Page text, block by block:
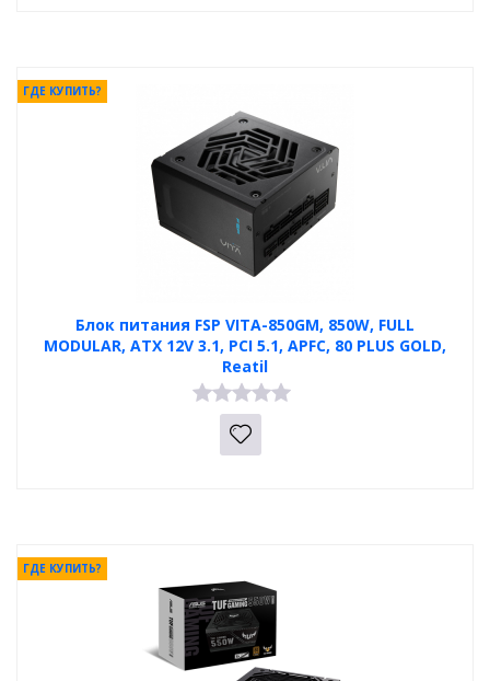
Блок питания FSP VITA-850GM, 850W, FULL
MODULAR, ATX 12V 3.1, PCI 5.1, APFC, 80 PLUS GOLD,
Reatil
ГДЕ КУПИТЬ?
ГДЕ КУПИТЬ?